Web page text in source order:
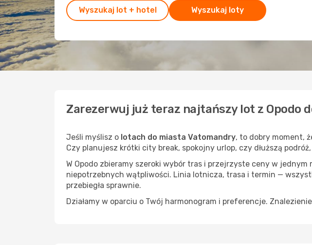
Wyszukaj lot + hotel Wyszukaj loty
Zarezerwuj już teraz najtańszy lot z Opodo
Jeśli myślisz o lotach do miasta Vatomandry, to dobry moment,
Czy planujesz krótki city break, spokojny urlop, czy dłuższą
W Opodo zbieramy szeroki wybór tras i przejrzyste ceny w jednym
niepotrzebnych wątpliwości. Linia lotnicza, trasa i termin —
przebiegła sprawnie.
Działamy w oparciu o Twój harmonogram i preferencje.